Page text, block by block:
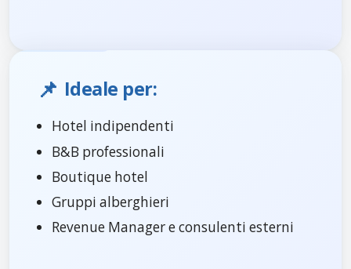
📌 Ideale per:
Hotel indipendenti
B&B professionali
Boutique hotel
Gruppi alberghieri
Revenue Manager e consulenti esterni